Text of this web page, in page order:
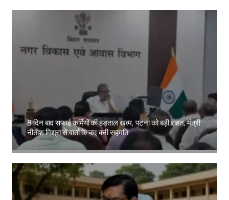
8 दिन बाद सफाई कर्मियों की हड़ताल खत्म, पटना को बड़ी राहत, मंत्री
नीतीश मिश्रा से वार्ता के बाद बनी सहमति